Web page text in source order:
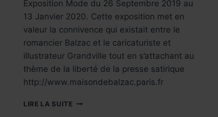
Exposition Mode du 26 Septembre 2019 au
13 Janvier 2020. Cette exposition met en
valeur la connivence qui existait entre le
romancier Balzac et le caricaturiste et
illustrateur Grandville tout en s’attachant au
thème de la liberté de la presse satirique
http://www.maisondebalzac.paris.fr
LIRE LA SUITE MAISON